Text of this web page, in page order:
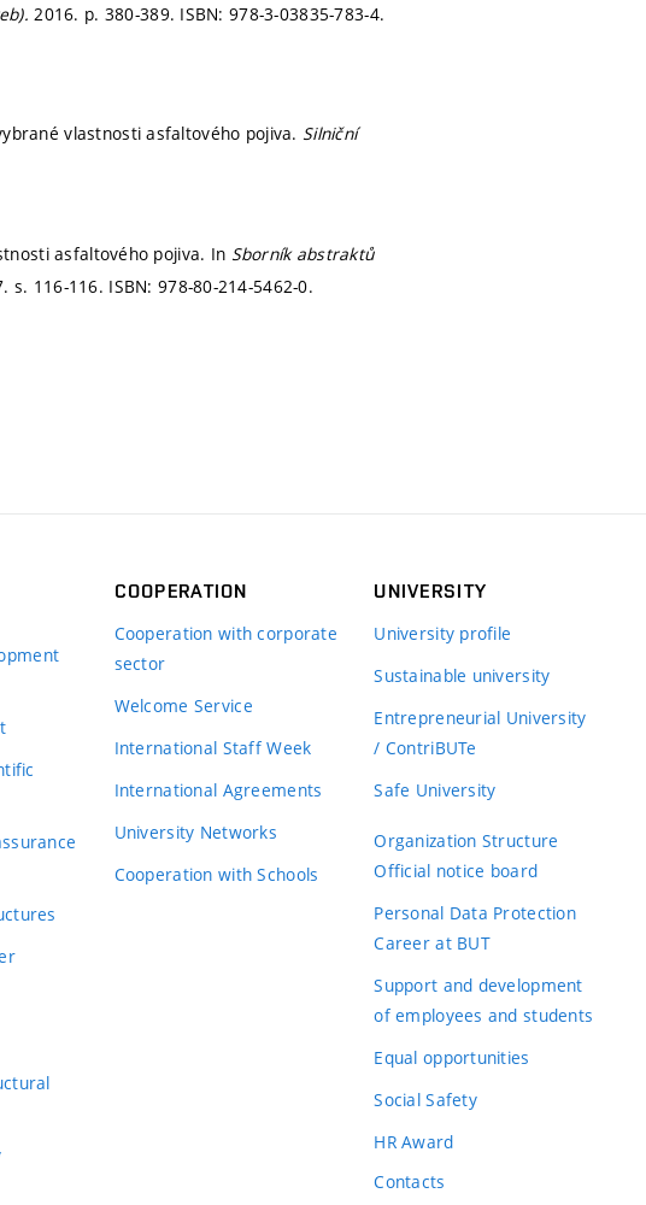
2016. p. 380-389. ISBN: 978-3-03835-783-4.
vlastnosti asfaltového pojiva. Silniční
asfaltového pojiva. In Sborník abstraktů
s. 116-116. ISBN: 978-80-214-5462-0.
COOPERATION
Cooperation with corporate
sector
Welcome Service
International Staff Week
International Agreements
University Networks
Cooperation with Schools
UNIVERSITY
University profile
Sustainable university
Entrepreneurial University
/ ContriBUTe
Safe University
Organization Structure
Official notice board
Personal Data Protection
Career at BUT
Support and development
of employees and students
Equal opportunities
Social Safety
HR Award
Contacts